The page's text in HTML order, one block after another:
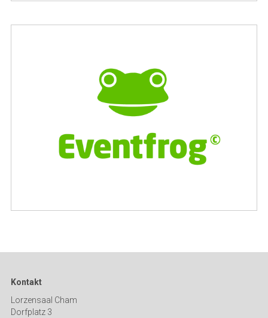
Kontakt
Lorzensaal Cham
Dorfplatz 3